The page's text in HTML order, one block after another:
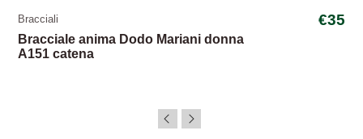
Bracciali €35
Bracciale anima Dodo Mariani donna
A151 catena